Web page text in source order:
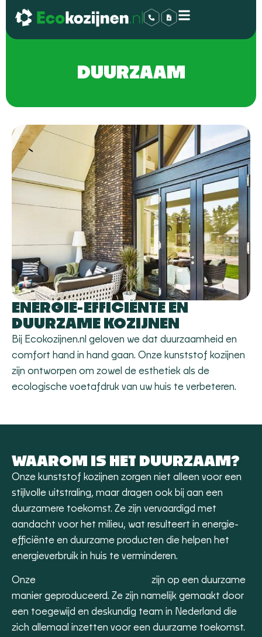
DUURZAAM
ENERGIE-EFFICIËNTE EN
DUURZAME KOZIJNEN
Bij Ecokozijnen.nl geloven we dat duurzaamheid en
comfort hand in hand gaan. Onze kunststof kozijnen
zijn ontworpen om zowel de esthetiek als de
ecologische voetafdruk van uw huis te verbeteren.
WAAROM IS HET DUURZAAM?
Onze kunststof kozijnen zorgen niet alleen voor een
stijlvolle uitstraling, maar dragen ook bij aan een
duurzamere toekomst. Ze zijn vervaardigd met
aandacht voor het milieu, wat resulteert in energie-
efficiënte en duurzame producten die helpen het
energieverbruik in huis te verminderen.
Onze
zijn op een duurzame
manier geproduceerd. Ze zijn namelijk gemaakt door
een toegewijd en deskundig team in Nederland die
zich allemaal inzetten voor een duurzame toekomst.